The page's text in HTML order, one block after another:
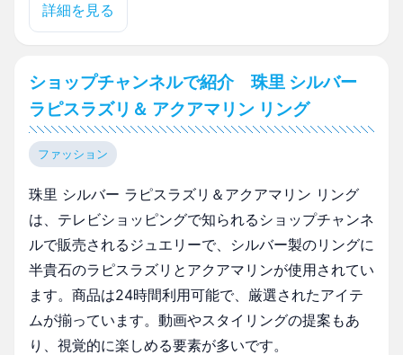
詳細を見る
ショップチャンネルで紹介 珠里 シルバー
ラピスラズリ＆ アクアマリン リング
ファッション
珠里 シルバー ラピスラズリ＆アクアマリン リング
は、テレビショッピングで知られるショップチャンネ
ルで販売されるジュエリーで、シルバー製のリングに
半貴石のラピスラズリとアクアマリンが使用されてい
ます。商品は24時間利用可能で、厳選されたアイテ
ムが揃っています。動画やスタイリングの提案もあ
り、視覚的に楽しめる要素が多いです。